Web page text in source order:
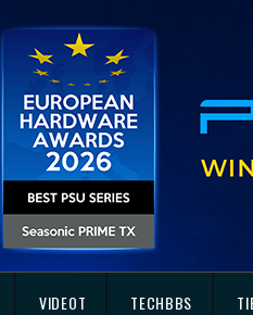
VIDEOT TECHBBS